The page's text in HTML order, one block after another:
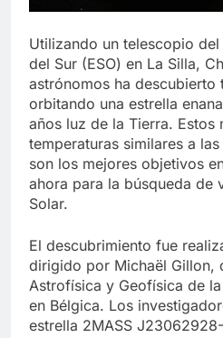
Utilizando un telescopio
del Sur (ESO) en La Silla,
astrónomos ha descubierto
orbitando una estrella
años luz de la Tierra. Estos
temperaturas similares a
son los mejores objetivos
ahora para la búsqueda de
Solar.
El descubrimiento fue
dirigido por Michaël Gillon,
Astrofísica y Geofísica de
en Bélgica. Los
estrella 2MASS